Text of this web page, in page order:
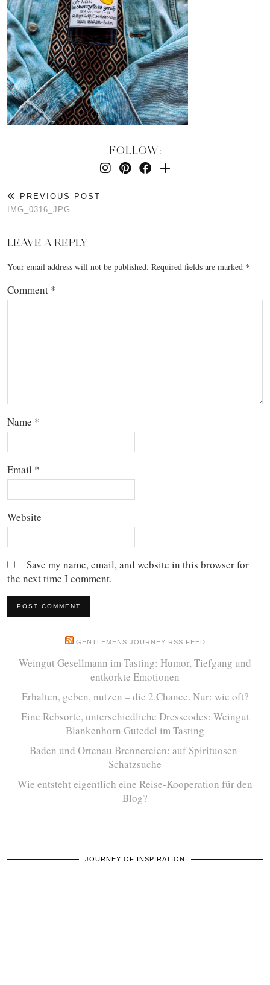
FOLLOW:
PREVIOUS POST
IMG_0316_JPG
LEAVE A REPLY
Your email address will not be published. Required fields are marked *
Comment *
Name *
Email *
Website
Save my name, email, and website in this browser for
the next time I comment.
GENTLEMENS JOURNEY RSS FEED
Weingut Gesellmann im Tasting: Humor, Tiefgang und
entkorkte Emotionen
Erhalten, geben, nutzen – die 2.Chance. Nur: wie oft?
Eine Rebsorte, unterschiedliche Dresscodes: Weingut
Blankenhorn Gutedel im Tasting
Baden und Ortenau Brennereien: auf Spirituosen-
Schatzsuche
Wie entsteht eigentlich eine Reise-Kooperation für den
Blog?
JOURNEY OF INSPIRATION